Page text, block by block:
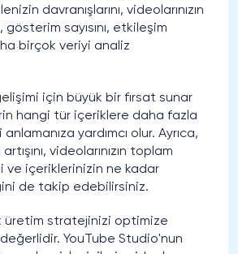
davranışlarını, videolarınızın
gösterim sayısını, etkileşim
birçok veriyi analiz
gelişimi için büyük bir fırsat sunar
hangi tür içeriklere daha fazla
yardımcı olur. Ayrıca,
videolarınızın toplam
ve içeriklerinizin ne kadar
de takip edebilirsiniz.
üretim stratejinizi optimize
YouTube Studio'nun